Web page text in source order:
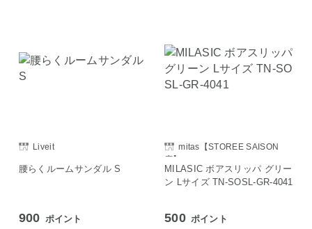
Liveit
腰らくルームサンダル S
900 ポイント
mitas【STOREE SAISON
店】
MILASIC ボアスリッパ グリー
ン Lサイズ TN-SOSL-GR-4041
500 ポイント